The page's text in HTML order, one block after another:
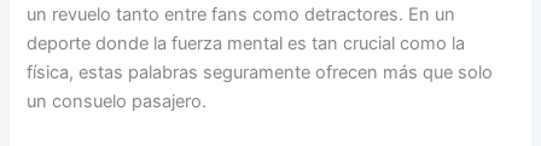
un revuelo tanto entre fans como detractores. En un
deporte donde la fuerza mental es tan crucial como la
física, estas palabras seguramente ofrecen más que solo
un consuelo pasajero.